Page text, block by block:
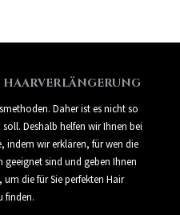
Daher ist es nicht so
Deshalb helfen wir Ihnen bei
indem wir erklären, für wen die
geeignet sind und geben Ihnen
die für Sie perfekten Hair
finden.